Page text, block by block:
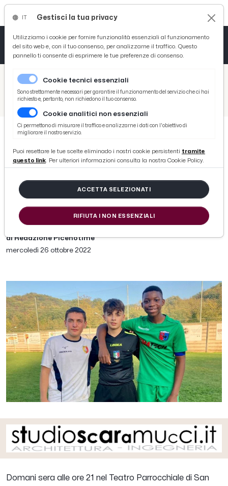
/ Picenotime
/ Monticelli Calcio
Monticelli Calcio, incontro tra arbitri ascolani e giovani calciatori. Castelli: “Iniziativa fortemente voluta”
Monticelli Calcio, incontro tra
arbitri ascolani e giovani
calciatori. Castelli: “Iniziativa
fortemente voluta”
di Redazione Picenotime
mercoledì 26 ottobre 2022
Domani sera alle ore 21 nel Teatro Parrocchiale di San
Gestisci la tua privacy
Utilizziamo i cookie per fornire funzionalità essenziali al funzionamento
del sito web e, con il tuo consenso, per analizzarne il traffico. Questo
pannello ti consente di esprimere le tue preferenze di consenso.
Cookie tecnici essenziali
Sono strettamente necessari per garantire il funzionamento del servizio che ci hai
richiesto e, pertanto, non richiedono il tuo consenso.
Cookie analitici non essenziali
Ci permettono di misurare il traffico e analizzarne i dati con l'obiettivo di
migliorare il nostro servizio.
Puoi resettare le tue scelte eliminado i nostri cookie persistenti tramite
questo link. Per ulteriori informazioni consulta la nostra Cookie Policy.
ACCETTA SELEZIONATI
RIFIUTA I NON ESSENZIALI
Tutto News
Tutto Sport
Basket
Ciclismo
Tutto Curiosità